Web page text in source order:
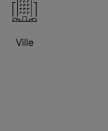
Ville